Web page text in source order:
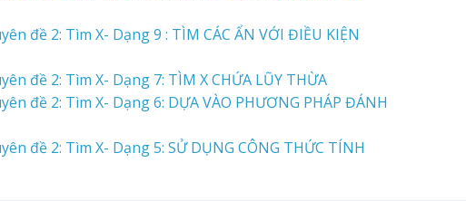
đề 2: Tìm X- Dạng 9 : TÌM CÁC ẨN VỚI ĐIỀU KIỆN
đề 2: Tìm X- Dạng 7: TÌM X CHỨA LŨY THỪA
đề 2: Tìm X- Dạng 6: DỰA VÀO PHƯƠNG PHÁP ĐÁNH
đề 2: Tìm X- Dạng 5: SỬ DỤNG CÔNG THỨC TÍNH